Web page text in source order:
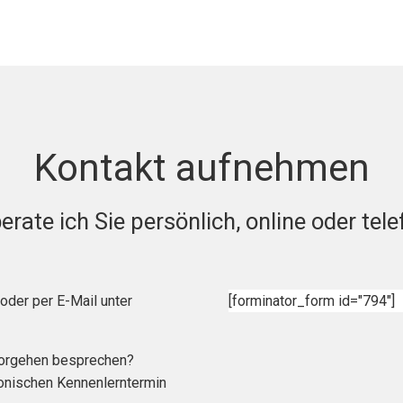
Kontakt aufnehmen
ich Sie persönlich, online oder
oder per E-Mail unter
besprechen?
Kennenlerntermin
[forminator_form id="794"]